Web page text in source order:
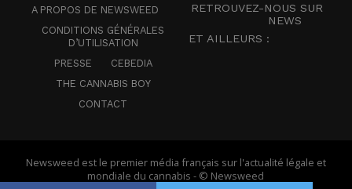
A PROPOS DE NEWSWEED
CONDITIONS GÉNÉRALES
D’UTILISATION
PRESSE
CEBEDIA
THE CANNABIS BOY
CONTACT
RETROUVEZ-NOUS SUR
NEWS
ET AILLEURS :
Newsweed est le premier média français sur l'actualité légale et
mondiale du cannabis - © Newsweed